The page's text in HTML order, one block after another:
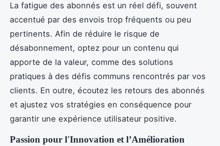
La fatigue des abonnés est un réel défi, souvent
accentué par des envois trop fréquents ou peu
pertinents. Afin de réduire le risque de
désabonnement, optez pour un contenu qui
apporte de la valeur, comme des solutions
pratiques à des défis communs rencontrés par vos
clients. En outre, écoutez les retours des abonnés
et ajustez vos stratégies en conséquence pour
garantir une expérience utilisateur positive.
Passion pour l'Innovation et l’Amélioration